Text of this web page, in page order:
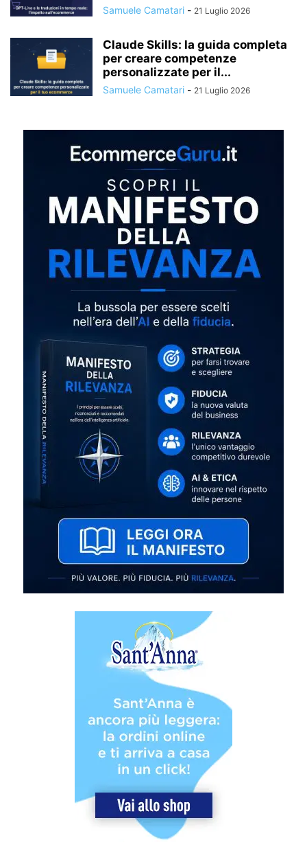
Samuele Camatari - 21 Luglio 2026
Claude Skills: la guida completa
per creare competenze
personalizzate per il...
Samuele Camatari - 21 Luglio 2026